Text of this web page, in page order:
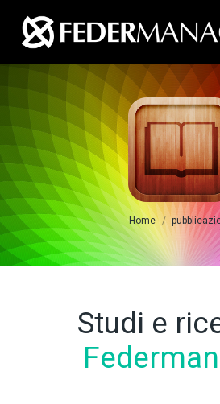
Tu sei qui:
Home
Studi e